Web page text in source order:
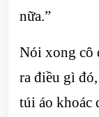
nữa.”
Nói xong cô
ra điều gì
túi áo khoác